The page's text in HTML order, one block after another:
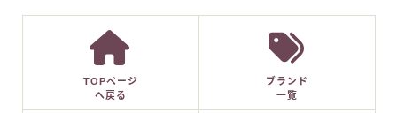
TOPページ
へ戻る
ブランド
一覧